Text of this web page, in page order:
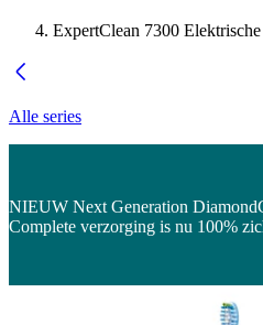
ExpertClean 7300
Alle series
NIEUW Next Generation
Complete verzorging is nu 100%